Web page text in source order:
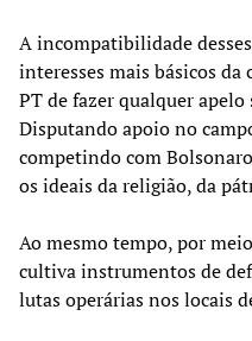
A incompatibilidade
interesses mais básicos
PT de fazer qualquer
Disputando apoio no
competindo com
os ideais da religião, da
Ao mesmo tempo, por
cultiva instrumentos de
lutas operárias nos locais